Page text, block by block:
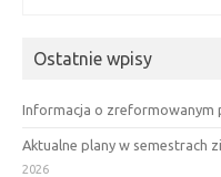
Ostatnie wpisy
Informacja o zreformowanym
Aktualne plany w semestrach
2026